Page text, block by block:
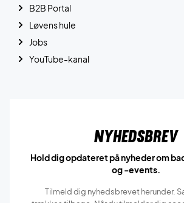
B2B Portal
Løvens hule
Jobs
YouTube-kanal
Nyhedsbrev
Hold dig opdateret på nyheder om
og -events.
Tilmeld dig nyhedsbrevet herunder.